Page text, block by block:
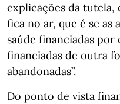
explicações da tutela,
fica no ar, que é se as
saúde financiadas por
financiadas de outra
abandonadas”.
Do ponto de vista